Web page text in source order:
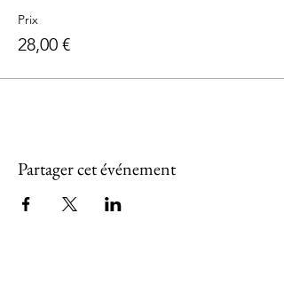
Prix
28,00 €
Partager cet événement